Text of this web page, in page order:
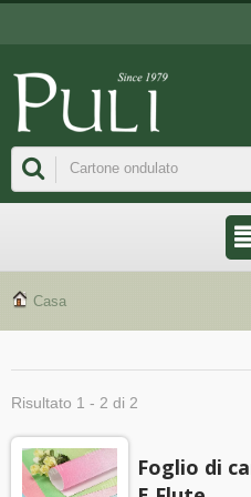
Casa
Risultato 1 - 2 di 2
Foglio di